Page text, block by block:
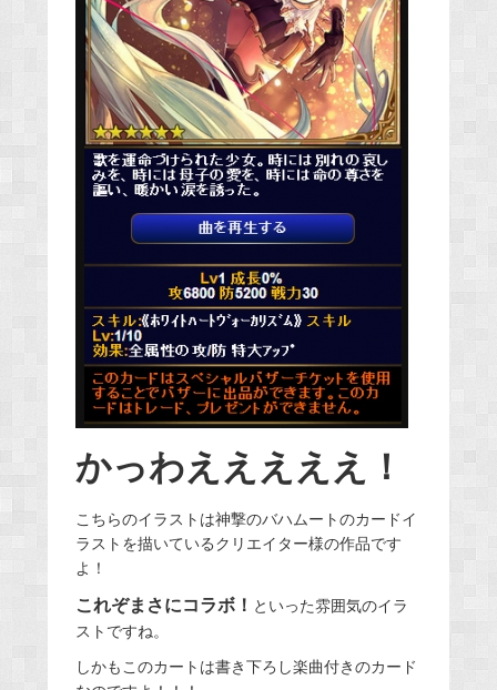
かっわえええええ！
こちらのイラストは神撃のバハムートのカードイ
ラストを描いているクリエイター様の作品です
よ！
これぞまさにコラボ！ といった雰囲気のイラ
ストですね。
しかもこのカートは書き下ろし楽曲付きのカード